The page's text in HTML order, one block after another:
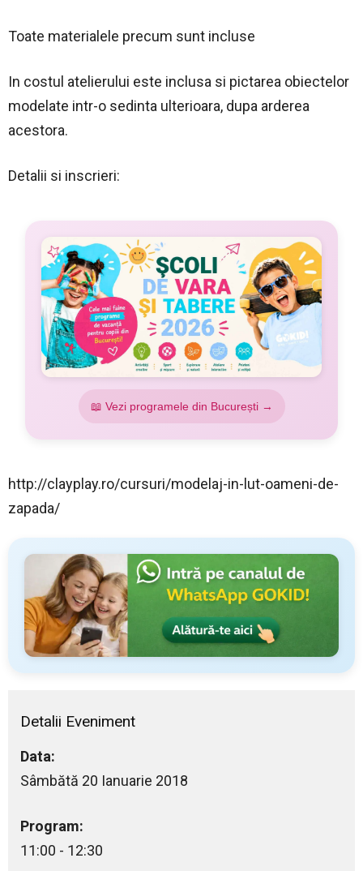
Toate materialele precum sunt incluse
In costul atelierului este inclusa si pictarea obiectelor
modelate intr-o sedinta ulterioara, dupa arderea
acestora.
Detalii si inscrieri:
📖 Vezi programele din București →
http://clayplay.ro/cursuri/modelaj-in-lut-oameni-de-
zapada/
Detalii Eveniment
Data:
Sâmbătă 20 Ianuarie 2018
Program:
11:00 - 12:30